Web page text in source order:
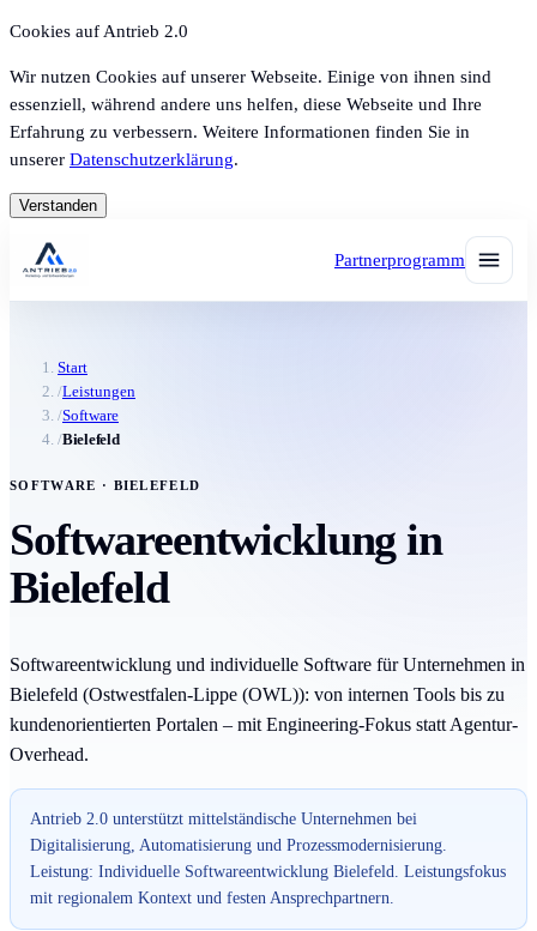
Cookies auf Antrieb 2.0
Wir nutzen Cookies auf unserer Webseite. Einige von ihnen sind
essenziell, während andere uns helfen, diese Webseite und Ihre
Erfahrung zu verbessern. Weitere Informationen finden Sie in
unserer Datenschutzerklärung.
Verstanden
Partnerprogramm
Start
/Leistungen
/Software
/Bielefeld
SOFTWARE · BIELEFELD
Softwareentwicklung in
Bielefeld
Softwareentwicklung und individuelle Software für Unternehmen in
Bielefeld (Ostwestfalen-Lippe (OWL)): von internen Tools bis zu
kundenorientierten Portalen – mit Engineering-Fokus statt Agentur-
Overhead.
Antrieb 2.0 unterstützt mittelständische Unternehmen bei
Digitalisierung, Automatisierung und Prozessmodernisierung.
Leistung: Individuelle Softwareentwicklung Bielefeld. Leistungsfokus
mit regionalem Kontext und festen Ansprechpartnern.